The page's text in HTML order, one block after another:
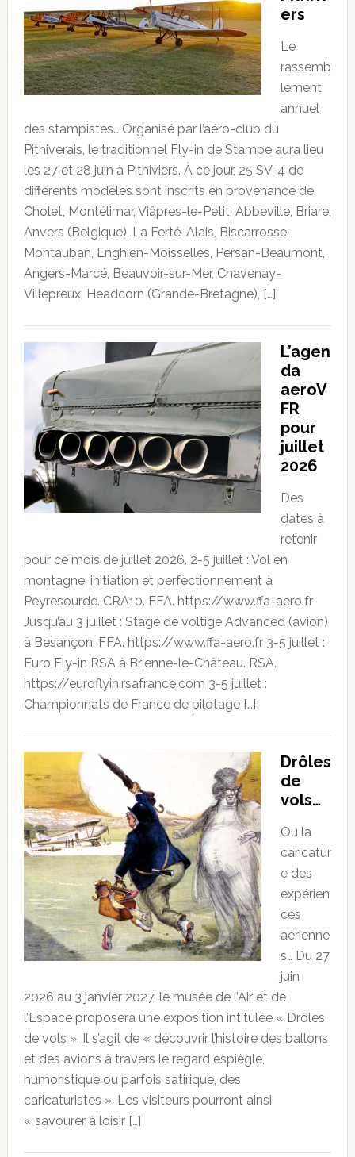
ers
Le
rassemb
lement
annuel
des stampistes… Organisé par l’aéro-club du
Pithiverais, le traditionnel Fly-in de Stampe aura lieu
les 27 et 28 juin à Pithiviers. À ce jour, 25 SV-4 de
différents modèles sont inscrits en provenance de
Cholet, Montélimar, Viâpres-le-Petit, Abbeville, Briare,
Anvers (Belgique), La Ferté-Alais, Biscarrosse,
Montauban, Enghien-Moisselles, Persan-Beaumont,
Angers-Marcé, Beauvoir-sur-Mer, Chavenay-
Villepreux, Headcorn (Grande-Bretagne), […]
L’agen
da
aeroV
FR
pour
juillet
2026
Des
dates à
retenir
pour ce mois de juillet 2026. 2-5 juillet : Vol en
montagne, initiation et perfectionnement à
Peyresourde. CRA10. FFA. https://www.ffa-aero.fr
Jusqu’au 3 juillet : Stage de voltige Advanced (avion)
à Besançon. FFA. https://www.ffa-aero.fr 3-5 juillet :
Euro Fly-in RSA à Brienne-le-Château. RSA.
https://euroflyin.rsafrance.com 3-5 juillet :
Championnats de France de pilotage […]
Drôles
de
vols…
Ou la
caricatur
e des
expérien
ces
aérienne
s… Du 27
juin
2026 au 3 janvier 2027, le musée de l’Air et de
l’Espace proposera une exposition intitulée « Drôles
de vols ». Il s’agit de « découvrir l’histoire des ballons
et des avions à travers le regard espiègle,
humoristique ou parfois satirique, des
caricaturistes ». Les visiteurs pourront ainsi
« savourer à loisir […]